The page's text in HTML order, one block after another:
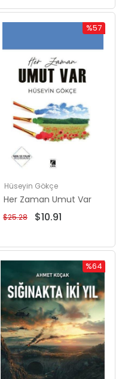
Hüseyin Gökçe
Her Zaman Umut Var
$10.91
$25.28
%57
%64
Rabatt